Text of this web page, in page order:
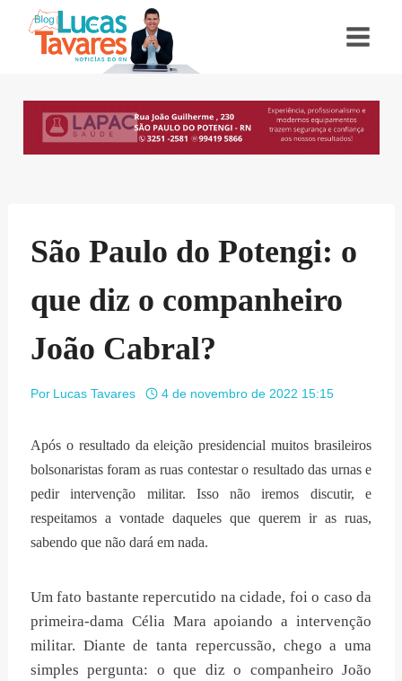
São Paulo do Potengi: o
que diz o companheiro
João Cabral?
Por Lucas Tavares 4 de novembro de 2022 15:15
Após o resultado da eleição presidencial muitos brasileiros
bolsonaristas foram as ruas contestar o resultado das urnas e
pedir intervenção militar. Isso não iremos discutir, e
respeitamos a vontade daqueles que querem ir as ruas,
sabendo que não dará em nada.
Um fato bastante repercutido na cidade, foi o caso da
primeira-dama Célia Mara apoiando a intervenção
militar. Diante de tanta repercussão, chego a uma
simples pergunta: o que diz o companheiro João